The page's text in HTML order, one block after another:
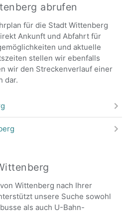
abrufen
für die Stadt Wittenberg
Ankunft und Abfahrt für
und aktuelle
stellen wir ebenfalls
wir den Streckenverlauf einer
dar.
Wittenberg nach Ihrer
unsere Suche sowohl
als auch U-Bahn-